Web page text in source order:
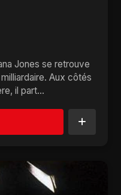
Jones se retrouve
Aux côtés
il part...